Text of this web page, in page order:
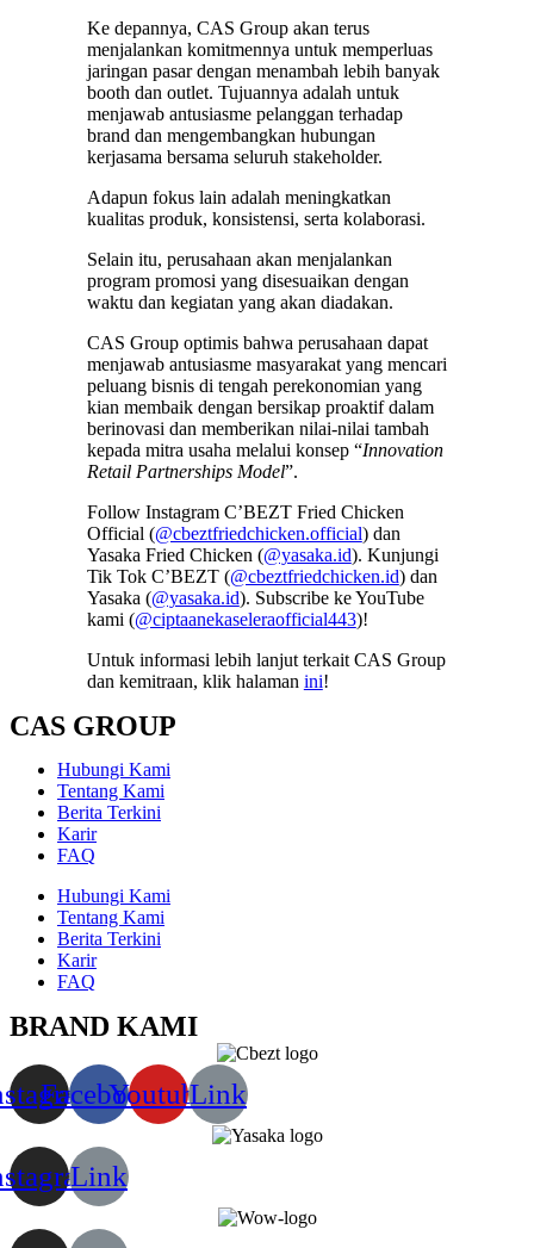
Ke depannya, CAS Group akan terus
menjalankan komitmennya untuk memperluas
jaringan pasar dengan menambah lebih banyak
booth dan outlet. Tujuannya adalah untuk
menjawab antusiasme pelanggan terhadap
brand dan mengembangkan hubungan
kerjasama bersama seluruh stakeholder.
Adapun fokus lain adalah meningkatkan
kualitas produk, konsistensi, serta kolaborasi.
Selain itu, perusahaan akan menjalankan
program promosi yang disesuaikan dengan
waktu dan kegiatan yang akan diadakan.
CAS Group optimis bahwa perusahaan dapat
menjawab antusiasme masyarakat yang mencari
peluang bisnis di tengah perekonomian yang
kian membaik dengan bersikap proaktif dalam
berinovasi dan memberikan nilai-nilai tambah
kepada mitra usaha melalui konsep “Innovation
Retail Partnerships Model”.
Follow Instagram C’BEZT Fried Chicken
Official (@cbeztfriedchicken.official) dan
Yasaka Fried Chicken (@yasaka.id). Kunjungi
Tik Tok C’BEZT (@cbeztfriedchicken.id) dan
Yasaka (@yasaka.id). Subscribe ke YouTube
kami (@ciptaanekaseleraofficial443)!
Untuk informasi lebih lanjut terkait CAS Group
dan kemitraan, klik halaman ini!
CAS GROUP
Hubungi Kami
Tentang Kami
Berita Terkini
Karir
FAQ
Hubungi Kami
Tentang Kami
Berita Terkini
Karir
FAQ
BRAND KAMI
FacebookYoutubeLink
Link